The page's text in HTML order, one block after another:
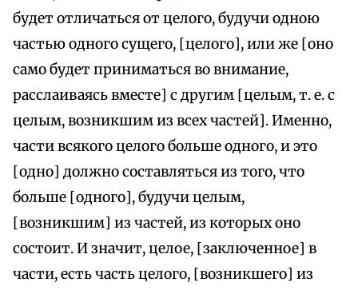
будет отличаться от целого, будучи одною
частью одного сущего, [целого], или же [оно
само будет приниматься во внимание,
расслаиваясь вместе] с другим [целым, т. е. с
целым, возникшим из всех частей]. Именно,
части всякого целого больше одного, и это
[одно] должно составляться из того, что
больше [одного], будучи целым,
[возникшим] из частей, из которых оно
состоит. И значит, целое, [заключенное] в
части, есть часть целого, [возникшего] из